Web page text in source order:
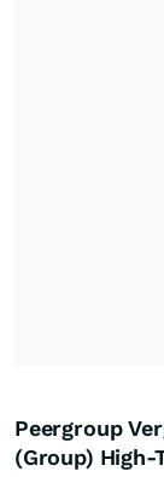
Peergroup
(Group) High-